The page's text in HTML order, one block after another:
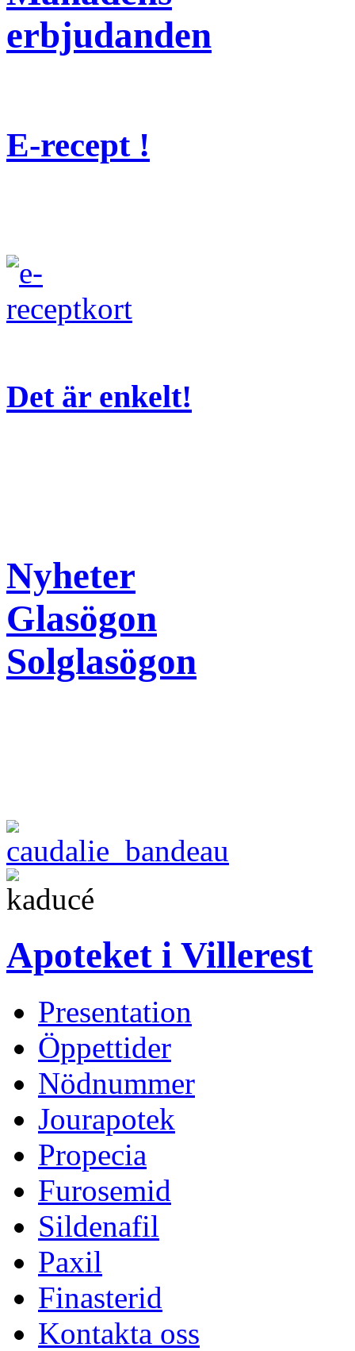
erbjudanden
E-recept !
Det är enkelt!
Nyheter
Glasögon
Solglasögon
Apoteket i Villerest
Presentation
Öppettider
Nödnummer
Jourapotek
Propecia
Furosemid
Sildenafil
Paxil
Finasterid
Kontakta oss